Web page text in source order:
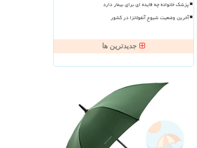
پزشک خانواده چه فایده ای برای بیمار دارد
آخرین وضعیت شیوع آنفولانزا در کشور
جدیدترین ها